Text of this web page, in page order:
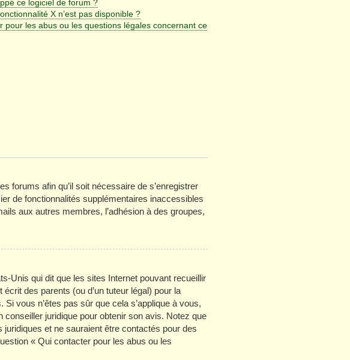
ce logiciel de forum ?
X n’est pas disponible ?
pour les abus ou les questions légales concernant ce
forums afin qu’il soit nécessaire de s’enregistrer
de fonctionnalités supplémentaires inaccessibles
aux autres membres, l’adhésion à des groupes,
Unis qui dit que les sites Internet pouvant recueillir
des parents (ou d’un tuteur légal) pour la
vous n’êtes pas sûr que cela s’applique à vous,
juridique pour obtenir son avis. Notez que
et ne sauraient être contactés pour des
« Qui contacter pour les abus ou les